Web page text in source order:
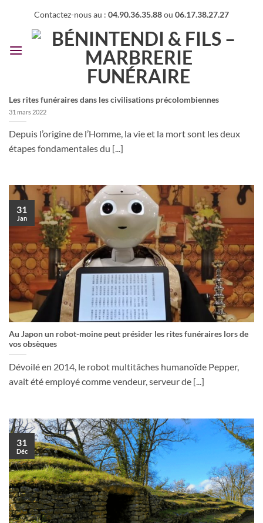
contenu
Contactez-nous au : 04.90.36.35.88ou 06.17.38.27.27
Les rites funéraires dans les civilisations précolombiennes
31 mars 2022
Depuis l’origine de l’Homme, la vie et la mort sont les deux
étapes fondamentales du [...]
Au Japon un robot-moine peut présider les rites funéraires lors de
vos obsèques
Dévoilé en 2014, le robot multitâches humanoïde Pepper,
avait été employé comme vendeur, serveur de [...]
31
Jan
31
Déc